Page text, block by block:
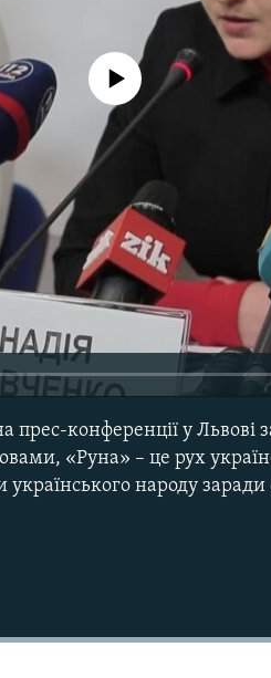
source currently
прес-конференції у Львові
«Руна» – це рух
народу заради